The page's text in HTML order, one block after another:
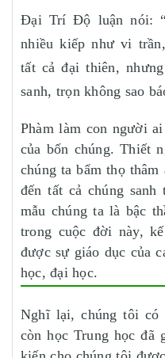
Đại Trí Độ luận nói:
nhiều kiếp như vi
tất cả đại thiên,
sanh, trọn không sao
Phàm làm con người
của bốn chúng. Thiết
chúng ta bẩm thọ
đến tất cả chúng
mẫu chúng ta là bậc
trong cuộc đời này,
được sự giáo dục của
học, đại học.
Nghĩ lại, chúng tôi có
còn học Trung học đã